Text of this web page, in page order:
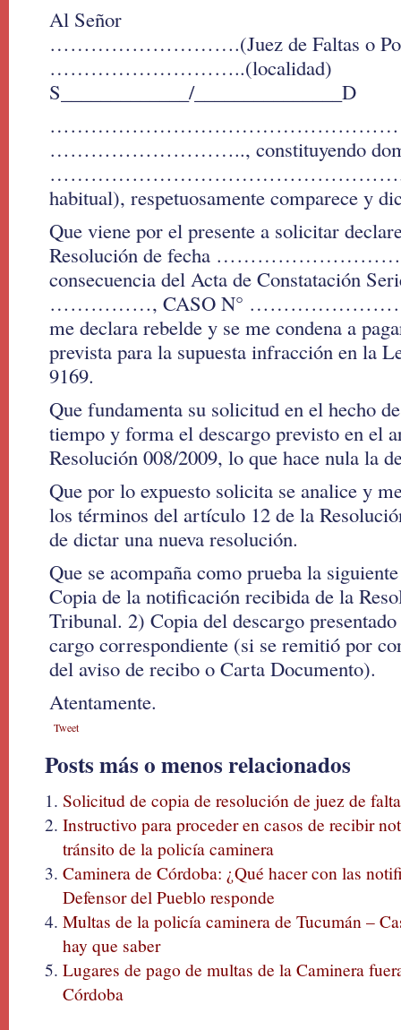
Al Señor
……………………….(Juez de Faltas o
………………………..(localidad)
S_____________/_______________D
……………………….., constituyendo
habitual), respetuosamente comparece y
Que viene por el presente a solicitar
Resolución de fecha
consecuencia del Acta de Constatación
……………, CASO N°
me declara rebelde y se me condena a
prevista para la supuesta infracción en la
9169.
Que fundamenta su solicitud en el hecho
tiempo y forma el descargo previsto en el
Resolución 008/2009, lo que hace nula la
Que por lo expuesto solicita se analice y
los términos del artículo 12 de la
de dictar una nueva resolución.
Que se acompaña como prueba la
Copia de la notificación recibida de la
Tribunal. 2) Copia del descargo
cargo correspondiente (si se remitió por
del aviso de recibo o Carta Documento).
Atentamente.
Tweet
Posts más o menos relacionados
Solicitud de copia de resolución de juez de
Instructivo para proceder en casos de recibir
tránsito de la policía caminera
Caminera de Córdoba: ¿Qué hacer con las
Defensor del Pueblo responde
Multas de la policía caminera de Tucumán –
hay que saber
Lugares de pago de multas de la Caminera
Córdoba